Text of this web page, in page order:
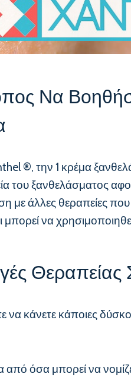
Να
®, την 1 κρέμα
του ξανθελάσματος
με άλλες θεραπείες που
να
Θεραπείας
κάνετε κάποιες
όσα μπορεί να